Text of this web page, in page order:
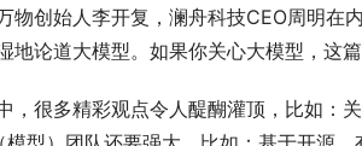
物创始人李开复，澜舟科技CEO周明在
地论道大模型。如果你关心大模型，这篇
，很多精彩观点令人醍醐灌顶，比如：